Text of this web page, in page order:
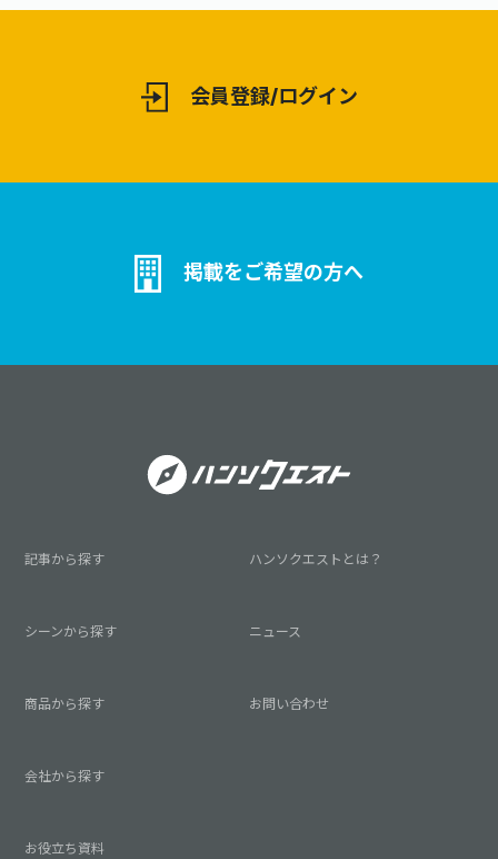
会員登録/ログイン
掲載をご希望の方へ
記事から探す
シーンから探す
商品から探す
会社から探す
お役立ち資料
ハンソクエストとは？
ニュース
お問い合わせ